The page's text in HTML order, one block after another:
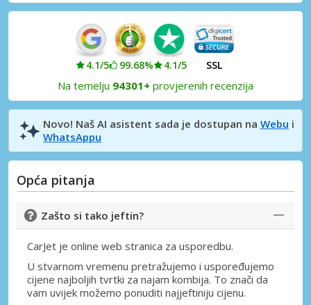
4.1/5 99.68% 4.1/5 SSL
Na temelju 94301+ provjerenih recenzija
Novo! Naš AI asistent sada je dostupan na Webu i
WhatsAppu
Opća pitanja
Zašto si tako jeftin?
CarJet je online web stranica za usporedbu.
U stvarnom vremenu pretražujemo i uspoređujemo
cijene najboljih tvrtki za najam kombija. To znači da
vam uvijek možemo ponuditi najjeftiniju cijenu.